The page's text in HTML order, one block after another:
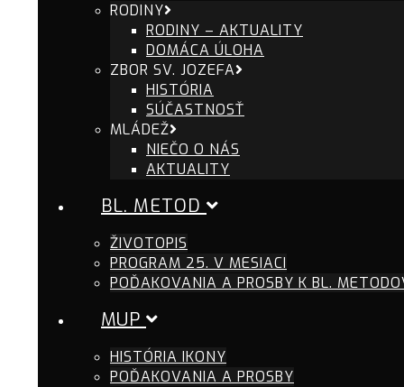
RODINY
RODINY – AKTUALITY
DOMÁCA ÚLOHA
ZBOR SV. JOZEFA
HISTÓRIA
SÚČASTNOSŤ
MLÁDEŽ
NIEČO O NÁS
AKTUALITY
BL. METOD
ŽIVOTOPIS
PROGRAM 25. V MESIACI
POĎAKOVANIA A PROSBY K BL.
MUP
HISTÓRIA IKONY
POĎAKOVANIA A PROSBY